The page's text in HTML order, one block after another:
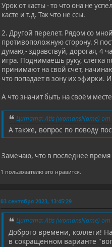
Урок от касты - то что она не
касте и т.д. Так что не ссы.
2. Другой перелет. Рядом со
противоположную сторону. Я
думаю,- здравствуй, дорогая, 4
игра. Поднимаешь руку, слегка
принимают на свой счет,
что попадает в зону их эфирки.
А что значит быть на своём
Цитата: Atis (womansName) от
А также, вопрос по поводу
Замечаю, что в последнее время
1 пользователю это нравится.
03 сентября 2023, 13:45:29
Цитата: Atis (womansName) от
Доброго времени, коллеги!
в сокращенном варианте